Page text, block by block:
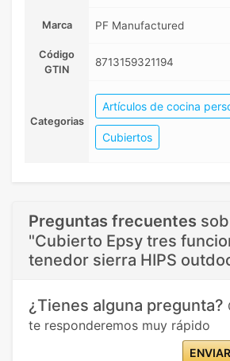
Marca PF Manufactured
Código
GTIN
8713159321194
Categorias
Artículos de cocina
Cubiertos
Preguntas frecuentes
"Cubierto Epsy tres
tenedor sierra HIPS
¿Tienes alguna pregunta?
te responderemos muy rápido